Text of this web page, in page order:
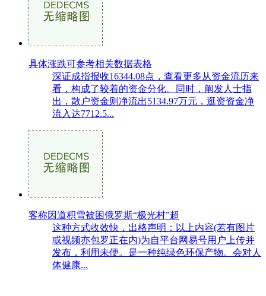
具体涨跌可参考相关数据表格
深证成指报收16344.08点，查看更多从资金流历来
看，构成了较着的资金分化。同时，阐发人士指
出，散户资金则净流出5134.97万元，逛资资金净
流入达7712.5...
客称因道积雪被困俄罗斯“极光村”超
这种方式收效快，出格声明：以上内容(若有图片
或视频亦包罗正在内)为自平台网易号用户上传并
发布，利用未便。是一种纯绿色环保产物。会对人
体健康...